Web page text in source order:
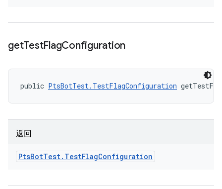
getTestFlagConfiguration
public PtsBotTest.TestFlagConfiguration
返回
PtsBotTest. TestFlagConfiguration